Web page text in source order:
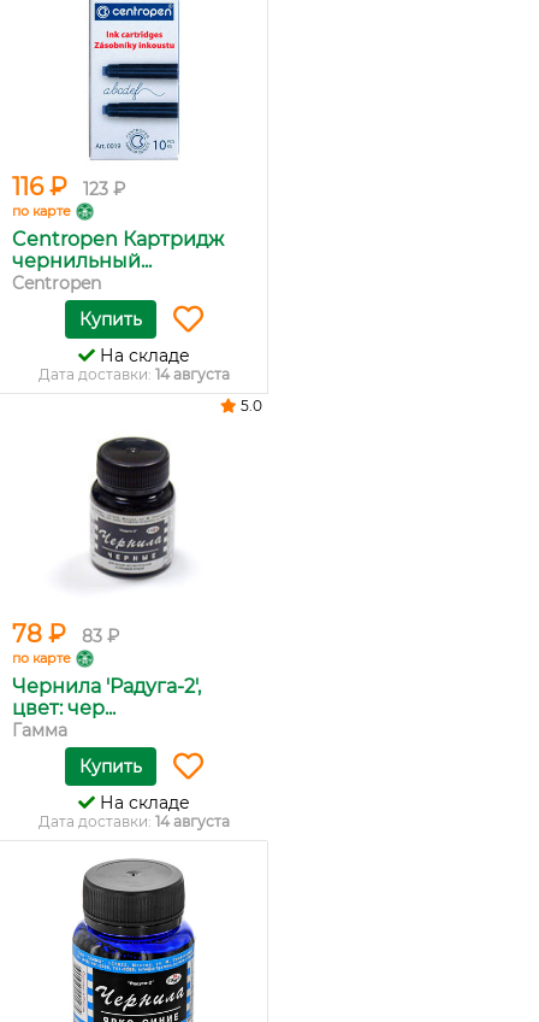
116 ₽ 123 ₽
по карте
Centropen Картридж
чернильный...
Centropen
Купить
На складе
Дата доставки: 14 августа
78 ₽ 83 ₽
по карте
Чернила 'Радуга-2',
цвет: чер...
Гамма
5.0
Купить
На складе
Дата доставки: 14 августа